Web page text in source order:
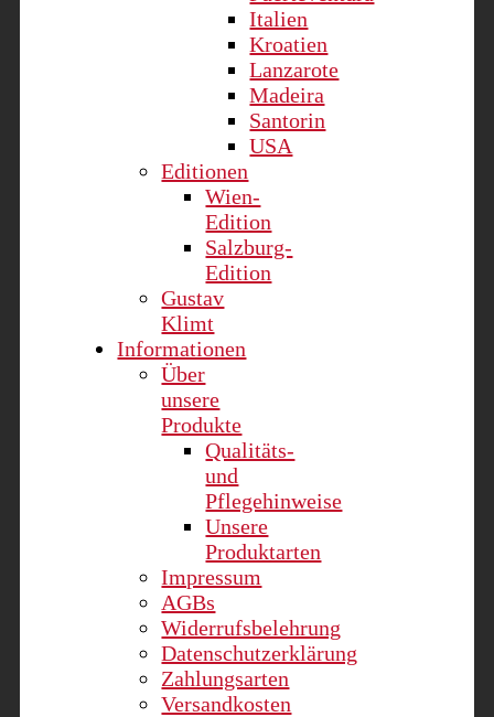
Italien
Kroatien
Lanzarote
Madeira
Santorin
USA
Editionen
Wien-
Edition
Salzburg-
Edition
Gustav
Klimt
Informationen
Über
unsere
Produkte
Qualitäts-
und
Pflegehinweise
Unsere
Produktarten
Impressum
AGBs
Widerrufsbelehrung
Datenschutzerklärung
Zahlungsarten
Versandkosten